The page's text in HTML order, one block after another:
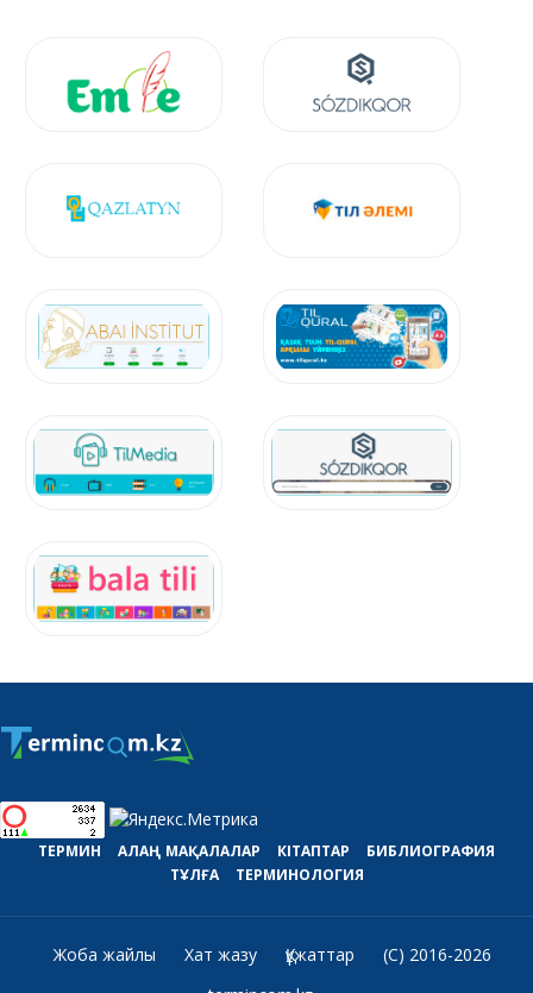
ТЕРМИН АЛАҢ МАҚАЛАЛАР КІТАПТАР
БИБЛИОГРАФИЯ
ТҰЛҒА
ТЕРМИНОЛОГИЯ
Жоба жайлы Хат жазу Құжаттар
(C) 2016-2026